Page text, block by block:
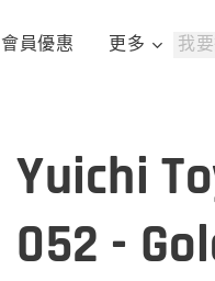
會員優惠 更多
Yuichi
052 -